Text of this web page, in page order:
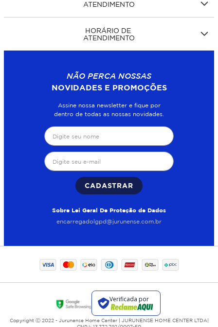
ATENDIMENTO
HORÁRIO DE
ATENDIMENTO
NÃO PERCA NOSSAS
NOVIDADES E PROMOÇÕES
Assine nossa newsletter e fique por
dentro de todas as nossas novidades.
CADASTRAR
Sobre Lei Geral De Proteção de Dados
encarregadolgpd@jurunense.com.br
Copyright Ⓒ 2022 - Jurunense Home Center | JURUNENSE HOME CENTER LTDA|